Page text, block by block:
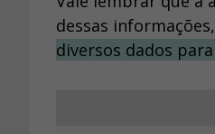
dessas
diversos dados